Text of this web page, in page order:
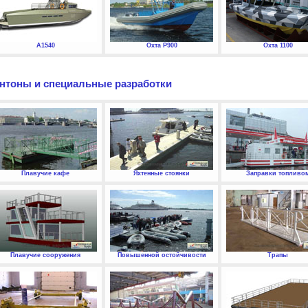
А1540 Охта P900 Охта 1100
и специальные разработки
Плавучие кафе Яхтенные стоянки Заправки
Плавучие сооружения Повышенной остойчивости Трапы